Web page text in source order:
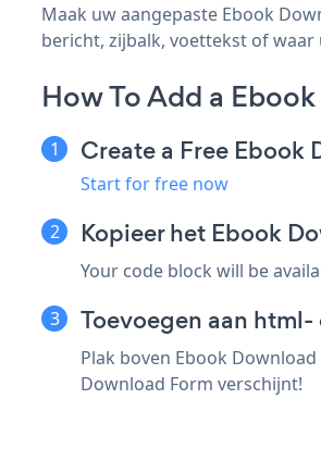
Maak uw aangepaste Ebook
bericht, zijbalk, voettekst of
How To Add a
Create a Free Ebook
Start for free now
Kopieer het Ebook
Your code block will be
Toevoegen aan
Plak boven Ebook
Download Form verschijnt!